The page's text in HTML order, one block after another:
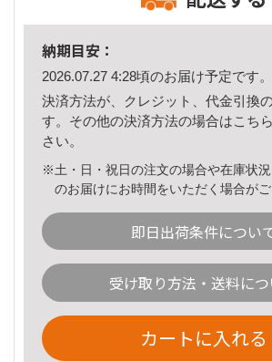
納期目安：
2026.07.27 4:28頃のお届け予定です。
決済方法が、クレジット、代金引換
す。その他の決済方法の場合はこちら
さい。
※土・日・祝日の注文の場合や在庫状
のお届けにお時間をいただく場合がご
即日出荷条件につい
受け取り方法・送料に
カートに入れる